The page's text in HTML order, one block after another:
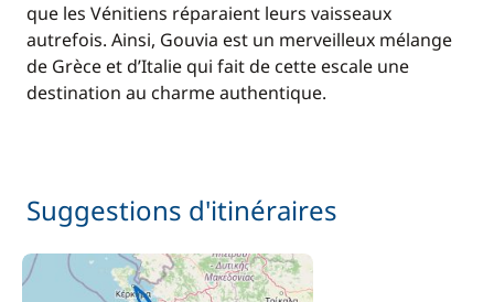
que les Vénitiens réparaient leurs vaisseaux
autrefois. Ainsi, Gouvia est un merveilleux mélange
de Grèce et d’Italie qui fait de cette escale une
destination au charme authentique.
Suggestions d'itinéraires